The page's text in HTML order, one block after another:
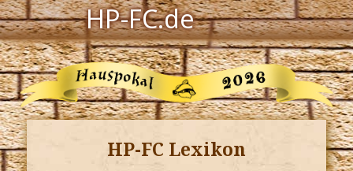
HP-FC.de
Navigation
Harry Potter
Der HP-FC
HogwartsHP-FC Lexikon